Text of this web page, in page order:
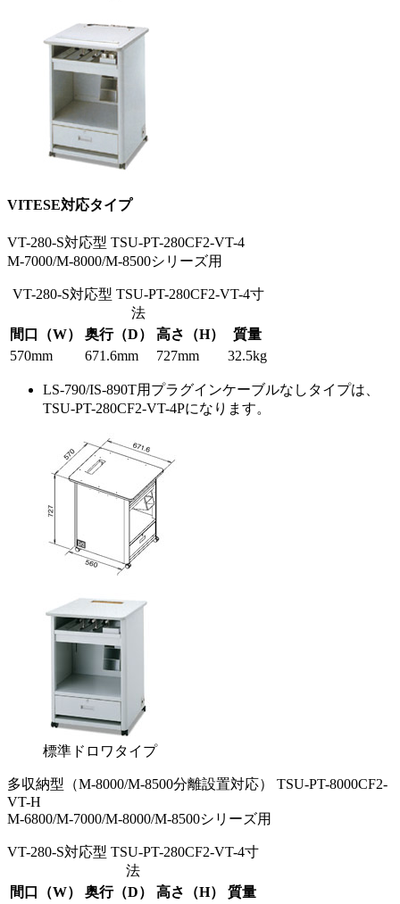
VITESE対応タイプ
VT-280-S対応型 TSU-PT-280CF2-VT-4
M-7000/M-8000/M-8500シリーズ用
VT-280-S対応型 TSU-PT-280CF2-VT-4寸
法
間口（W）
奥行（D） 高さ（H）
質量
570mm
671.6mm 727mm 32.5kg
LS-790/IS-890T用プラグインケーブルなしタイプは、
TSU-PT-280CF2-VT-4Pになります。
標準ドロワタイプ
多収納型（M-8000/M-8500分離設置対応） TSU-PT-8000CF2-
VT-H
M-6800/M-7000/M-8000/M-8500シリーズ用
VT-280-S対応型 TSU-PT-280CF2-VT-4寸
法
間口（W）
奥行（D） 高さ（H）
質量